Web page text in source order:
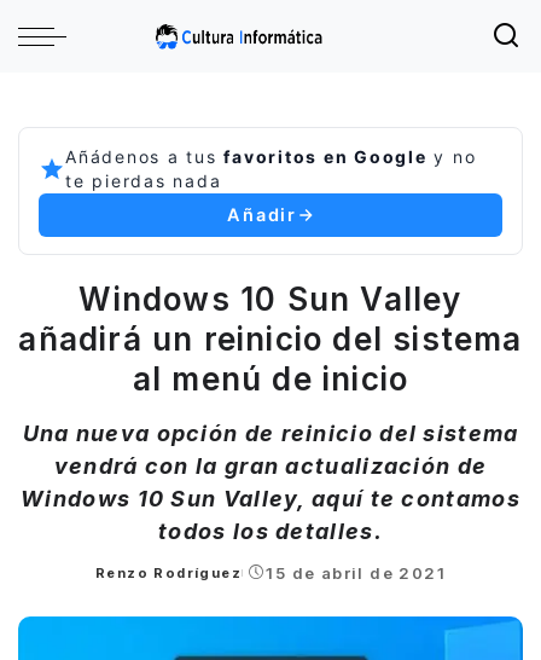
Añádenos a tusfavoritos en Google y no
te pierdas nada
Añadir
Windows 10 Sun Valley
añadirá un reinicio del sistema
al menú de inicio
Una nueva opción de reinicio del sistema
vendrá con la gran actualización de
Windows 10 Sun Valley, aquí te contamos
todos los detalles.
Posted
Renzo Rodríguez 15 de abril de 2021